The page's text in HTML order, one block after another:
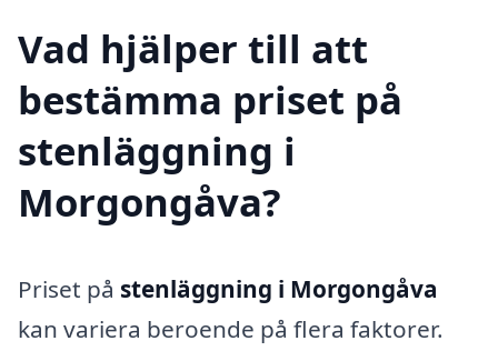
Vad hjälper till att
bestämma priset på
stenläggning i
Morgongåva?
Priset på stenläggning i Morgongåva
kan variera beroende på flera faktorer.